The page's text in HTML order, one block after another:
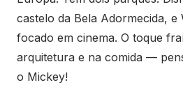
castelo da Bela Adormecida, e
focado em cinema. O toque
arquitetura e na comida —
o Mickey!